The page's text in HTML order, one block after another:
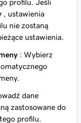
profilu. Jeśli
, ustawienia
nie zostaną
ustawienia.
: Wybierz
dane
zastosowane do
profilu.